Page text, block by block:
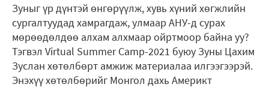
Зуныг үр дүнтэй өнгөрүүлж, хувь хүний хөгжлийн
сургалтуудад хамрагдаж, улмаар АНУ-д сурах
мөрөөдөлдөө алхам алхмаар ойртмоор байна уу?
Тэгвэл Virtual Summer Camp-2021 буюу Зуны Цахим
Зуслан хөтөлбөрт амжиж материалаа илгээгээрэй.
Энэхүү хөтөлбөрийг Монгол дахь Америкт